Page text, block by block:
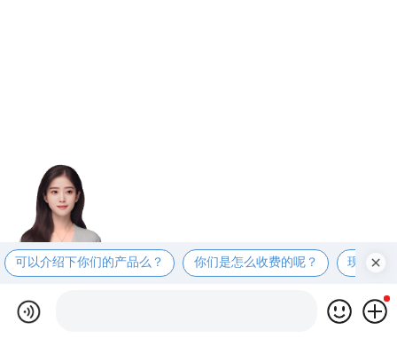
可以介绍下你们的产品么？ 你们是怎么收费的呢？ 现在有